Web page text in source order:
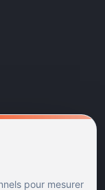
pour mesurer